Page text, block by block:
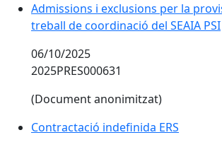
Admissions i exclusions per la
treball de coordinació del SEAIA PSI
06/10/2025
2025PRES000631
(Document anonimitzat)
Contractació indefinida ERS